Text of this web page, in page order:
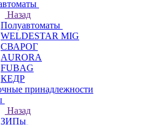
Назад
Полуавтоматы
WELDESTAR MIG
СВАРОГ
AURORA
FUBAG
КЕДР
принадлежности
Назад
ЗИПы